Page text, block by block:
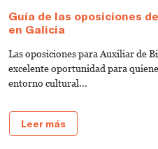
Guía de las oposiciones
en Galicia
Las oposiciones para Auxiliar de
excelente oportunidad para
entorno cultural...
Leer más